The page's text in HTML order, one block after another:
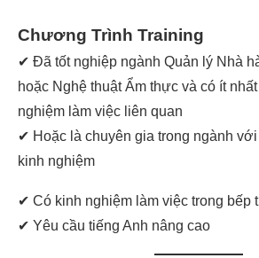
Chương Trình Training
✔ Đã tốt nghiệp ngành Quản lý Nhà
hoặc Nghệ thuật Ẩm thực và có ít
nghiệm làm việc liên quan
✔ Hoặc là chuyên gia trong ngành
kinh nghiệm
✔ Có kinh nghiệm làm việc trong bếp
✔ Yêu cầu tiếng Anh nâng cao